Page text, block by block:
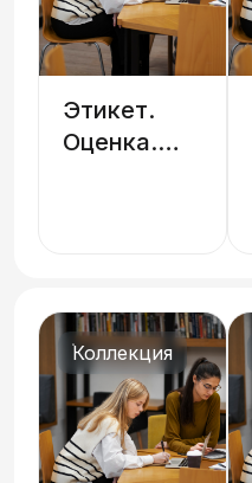
Этикет.
Оценка.
Коллекция